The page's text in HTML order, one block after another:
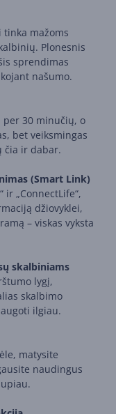
tinka mažoms
Plonesnis
sprendimas
našumo.
per 30 minučių, o
bet veiksmingas
čia ir dabar.
(Smart Link)
„ConnectLife“,
džiovyklei,
– viskas vyksta
skalbiniams
lygį,
skalbimo
ilgiau.
matysite
naudingus